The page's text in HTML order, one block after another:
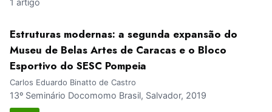
1 artigo
Estruturas modernas: a segunda expansão do
Museu de Belas Artes de Caracas e o Bloco
Esportivo do SESC Pompeia
Carlos Eduardo Binatto de Castro
13º Seminário Docomomo Brasil, Salvador, 2019